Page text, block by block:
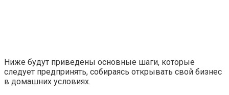
Ниже будут приведены основные шаги, которые
следует предпринять, собираясь открывать свой бизнес
в домашних условиях.